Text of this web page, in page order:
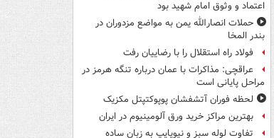
اعتماد و وثوق امام شهید بود
حملات انصارالله یمن به مواضع مزدوران در
بندر المخا
فولاد راه استقلال را با رضاییان رفت
عراقچی: مذاکرات با عمان درباره تنگه هرمز در
مراحل پایانی است
لحظه فوران آتشفشان پوپوکتپتل مکزیک
بهترین مراکز خرید ورق آلومینیوم در ایران
تفاوت لوله سبز و نیوپایپ به زبان ساده